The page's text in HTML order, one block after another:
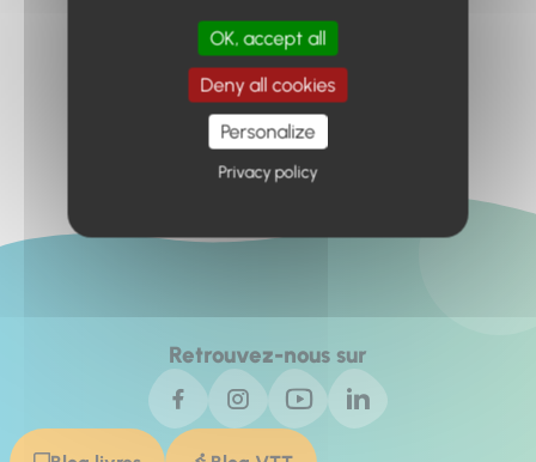
Retour à l'accueil
Retrouvez-nous sur
OK, accept all
Deny all cookies
Personalize
Privacy policy